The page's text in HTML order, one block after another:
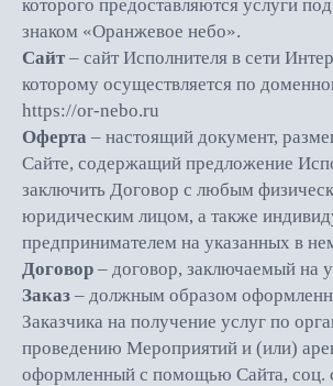
которого предоставляются услуги
знаком «Оранжевое небо».
Сайт – сайт Исполнителя в сети
которому осуществляется по
https://or-nebo.ru
Оферта – настоящий документ,
Сайте, содержащий предложение
заключить Договор с любым
юридическим лицом, а также
предпринимателем на указанных в
Договор – договор, заключаемый на
Заказ – должным образом
Заказчика на получение услуг по
проведению Мероприятий и (или)
оформленный с помощью Сайта, соц.